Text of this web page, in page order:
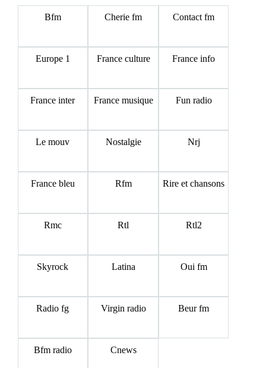
Bfm Cherie fm Contact fm
Europe 1 France culture France info
France inter France musique Fun radio
Le mouv Nostalgie Nrj
France bleu Rfm Rire et chansons
Rmc Rtl Rtl2
Skyrock Latina Oui fm
Radio fg Virgin radio Beur fm
Bfm radio Cnews